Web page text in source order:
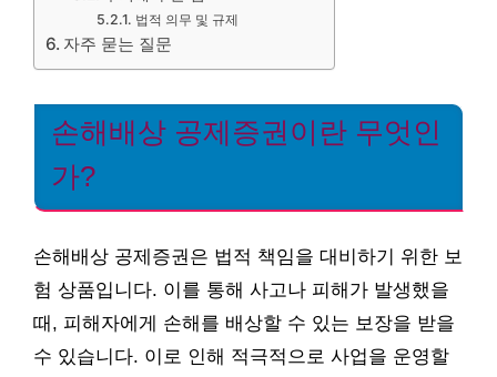
법적 의무 및 규제
자주 묻는 질문
손해배상 공제증권이란 무엇인
가?
손해배상 공제증권은 법적 책임을 대비하기 위한 보
험 상품입니다. 이를 통해 사고나 피해가 발생했을
때, 피해자에게 손해를 배상할 수 있는 보장을 받을
수 있습니다. 이로 인해 적극적으로 사업을 운영할